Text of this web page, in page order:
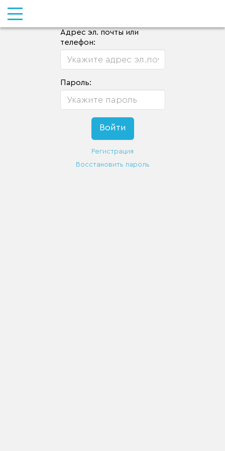
Адрес эл. почты или
телефон:
Пароль:
Регистрация
Восстановить пароль